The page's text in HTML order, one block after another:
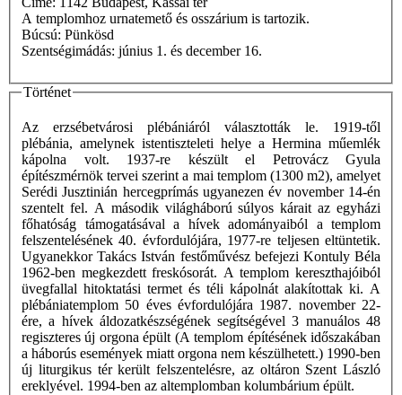
A templomhoz urnatemető és osszárium is tartozik.
Búcsú: Pünkösd
Szentségimádás: június 1. és december 16.
Történet
Az erzsébetvárosi plébániáról választották le. 1919-től
plébánia, amelynek istentiszteleti helye a Hermina műemlék
kápolna volt. 1937-re készült el Petrovácz Gyula
építészmérnök tervei szerint a mai templom (1300 m2), amelyet
Serédi Jusztinián hercegprímás ugyanezen év november 14-én
szentelt fel. A második világháború súlyos kárait az egyházi
főhatóság támogatásával a hívek adományaiból a templom
felszentelésének 40. évfordulójára, 1977-re teljesen eltüntetik.
Ugyanekkor Takács István festőművész befejezi Kontuly Béla
1962-ben megkezdett freskósorát. A templom kereszthajóiból
üvegfallal hitoktatási termet és téli kápolnát alakítottak ki. A
plébániatemplom 50 éves évfordulójára 1987. november 22-
ére, a hívek áldozatkészségének segítségével 3 manuálos 48
regiszteres új orgona épült (A templom építésének időszakában
a háborús események miatt orgona nem készülhetett.) 1990-ben
új liturgikus tér került felszentelésre, az oltáron Szent László
ereklyével. 1994-ben az altemplomban kolumbárium épült.